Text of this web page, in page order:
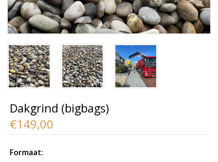
Dakgrind (bigbags)
€149,00
Formaat: